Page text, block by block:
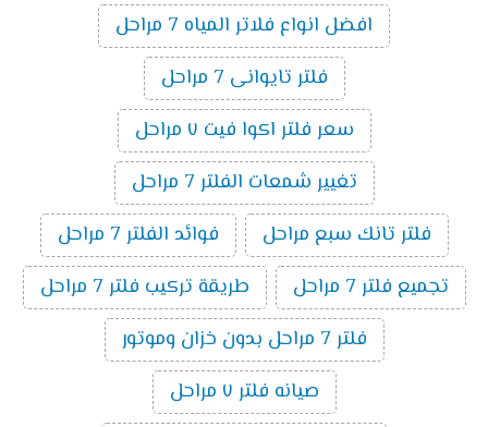
افضل انواع فلاتر المياه 7 مراحل
فلتر تايوانى 7 مراحل
سعر فلتر اكوا فيت ٧ مراحل
تغيير شمعات الفلتر 7 مراحل
فلتر تانك سبع مراحل
فوائد الفلتر 7 مراحل
تجميع فلتر 7 مراحل
طريقة تركيب فلتر 7 مراحل
فلتر 7 مراحل بدون خزان وموتور
صيانه فلتر ٧ مراحل